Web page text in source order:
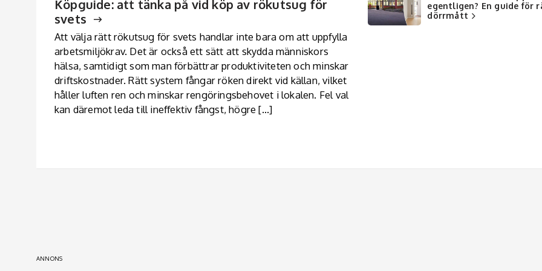
Köpguide: att tänka på vid köp av rökutsug för
svets
Att välja rätt rökutsug för svets handlar inte bara om att uppfylla
arbetsmiljökrav. Det är också ett sätt att skydda människors
hälsa, samtidigt som man förbättrar produktiviteten och minskar
driftskostnader. Rätt system fångar röken direkt vid källan, vilket
håller luften ren och minskar rengöringsbehovet i lokalen. Fel val
kan däremot leda till ineffektiv fångst, högre […]
egentligen? En guide för
dörrmått
ANNONS